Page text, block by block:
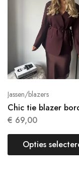
Jassen/blazers
Chic tie blazer
€ 69,00
Opties